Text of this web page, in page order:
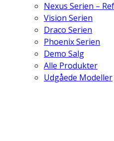
Nexus Serien –
Vision Serien
Draco Serien
Phoenix Serien
Demo Salg
Alle Produkter
Udgåede Modeller